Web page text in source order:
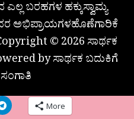
ಬರಹಗಳ ಹಕ್ಕುಸ್ವಾಮ್ಯ
ಅಭಿಪ್ರಾಯಗಳಹೊಣೆಗಾರಿಕೆ
© 2026 ಸಾರ್ಥಕ
by ಸಾರ್ಥಕ ಬದುಕಿಗೆ
More